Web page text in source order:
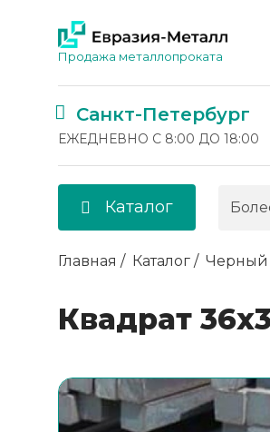
Продажа металлопроката
Санкт-Петербург
ЕЖЕДНЕВНО С 8:00 ДО 18:00
Каталог
Главная Каталог Черный
Квадрат